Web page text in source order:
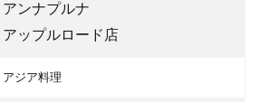
アンナプルナ
アップルロード店
アジア料理